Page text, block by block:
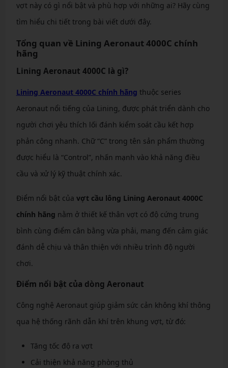
vợt này có gì nổi bật và phù hợp với những ai? Hãy cùng
tìm hiểu chi tiết trong bài viết dưới đây.
Tổng quan về Lining Aeronaut 4000C chính
hãng
Lining Aeronaut 4000C là gì?
Lining Aeronaut 4000C chính hãng thuộc series
Aeronaut nổi tiếng của Lining, được phát triển dành cho
người chơi yêu thích lối đánh kiểm soát cầu kết hợp
phản công nhanh. Chữ “C” trong tên sản phẩm thường
được hiểu là “Control”, nhấn mạnh vào khả năng điều
cầu và xử lý kỹ thuật chính xác.
Điểm nổi bật của vợt cầu lông Lining Aeronaut 4000C
chính hãng nằm ở thiết kế thân vợt có độ cứng trung
bình cùng điểm cân bằng vừa phải, mang đến cảm giác
đánh dễ chịu và thân thiện với nhiều trình độ người
chơi.
Điểm nổi bật của dòng Aeronaut
Công nghệ Aeronaut giúp giảm sức cản không khí thông
qua hệ thống rãnh dẫn khí trên khung vợt, từ đó:
Tăng tốc độ ra vợt
Cải thiện khả năng phòng thủ